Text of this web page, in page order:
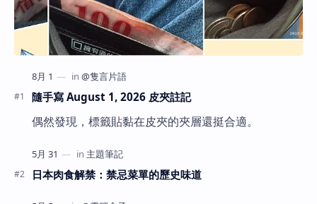
隨手寫 August 1, 2026 皮夾註記
偶然發現，標籤貼黏在皮夾的夾層還挺合適。
日本肉食解禁：禁忌菜單的歷史味道